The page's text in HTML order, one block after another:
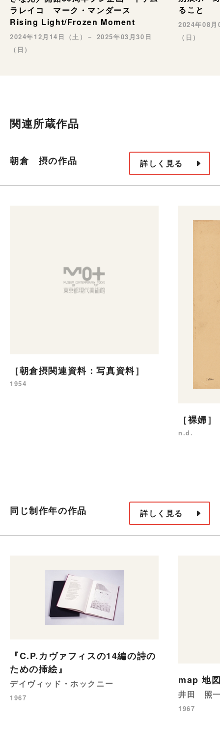
ラレイコ マーク・マンダース
Rising Light/Frozen Moment
2024年12月14日（土）－ 2025年03月30日
（日）
ること
2024年08
（日）
関連所蔵作品
朝倉 摂の作品 詳しく見る
［朝倉摂関連資料：写真資料］
1954
［裸婦］
n.d.
同じ制作年の作品 詳しく見る
『C.P.カヴァフィスの14編の詩の
ための挿絵』
デイヴィッド・ホックニー
1967
map 地
井田 照
1967